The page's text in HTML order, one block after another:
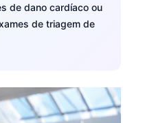
de dano cardíaco ou
de triagem de